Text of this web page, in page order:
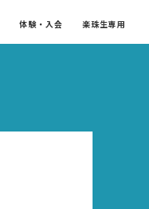
体験・入会 楽珠生専用